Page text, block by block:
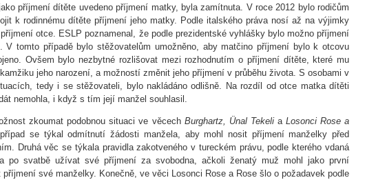
příjmení dítěte uvedeno příjmení matky, byla zamítnuta. V roce 2012 bylo rodičům
k rodinnému dítěte příjmení jeho matky. Podle italského práva nosí až na výjimky
otce. ESLP poznamenal, že podle prezidentské vyhlášky bylo možno příjmení
V tomto případě bylo stěžovatelům umožněno, aby matčino příjmení bylo k otcovu
Ovšem bylo nezbytné rozlišovat mezi rozhodnutím o příjmení dítěte, které mu
jeho narození, a možností změnit jeho příjmení v průběhu života. S osobami v
tedy i se stěžovateli, bylo nakládáno odlišně. Na rozdíl od otce matka dítěti
nemohla, i když s tím její manžel souhlasil.
zkoumat podobnou situaci ve věcech Burghartz, Ünal Tekelia Losonci Rose a
případ se týkal odmítnutí žádosti manžela, aby mohl nosit příjmení manželky před
Druhá věc se týkala pravidla zakotveného v tureckém právu, podle kterého vdaná
po svatbě užívat své příjmení za svobodna, ačkoli ženatý muž mohl jako první
své manželky. Konečně, ve věci Losonci Rose a Rose šlo o požadavek podle